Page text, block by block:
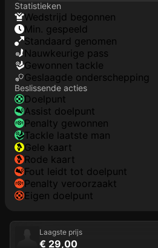
Statistieken
wedstrijd begonnen
min. gespeeld
Standaard genomen
nauwkeurige pass
gewonnen tackle
geslaagde onderschepping
Beslissende acties
doelpunt
assist doelpunt
penalty gewonnen
tackle laatste man
gele kaart
rode kaart
fout leidt tot doelpunt
penalty veroorzaakt
eigen doelpunt
Laagste prijs
€ 29,00